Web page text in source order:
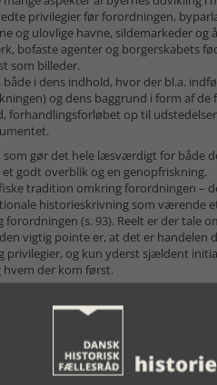
privilegier før forordningen,
og ulovlige havne, sildemarkeder og
agenter og borgerskabets
som billeder.
i dens indhold, hvor der bl.a.
og dens baggrund i form af de
forhandlingsforløbet op til
gør det hele læsværdigt for både
godt overblik og en genopfriskning.
tradition omkring forordningen –
historieskrivning som værende
(s. 93). Reelt er der tale
vigtig pointe er, at det er handelen
og kun yderst sjældent
hvem der kom først.
fra Aarhus Universitetsforlag. Og
anbefales som eks. årets mandelgave